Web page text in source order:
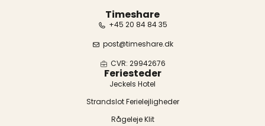
Timeshare
+45 20 84 84 35
post@timeshare.dk
CVR: 29942676
Feriesteder
Jeckels Hotel
Strandslot Ferielejligheder
Rågeleje Klit